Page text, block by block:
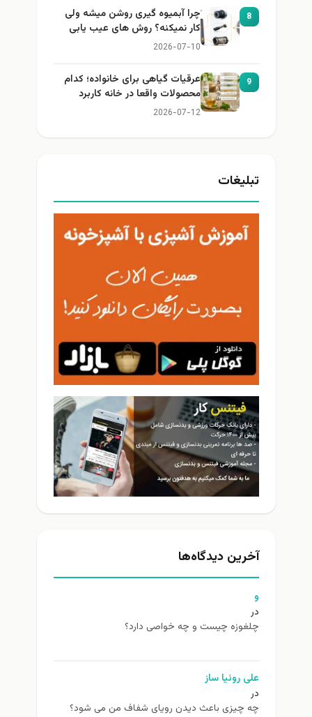
8
چرا آبمیوه گیری روشن میشه ولی
کار نمیکنه؟ روش های عیب یابی
2026-07-10
9
عرقیات گیاهی برای خانواده؛ کدام
محصولات واقعا در خانه کاربرد
دارند؟
2026-07-12
تبلیغات
آخرین دیدگاه‌ها
و
در
چلغوزه چیست و چه خواصی دارد؟
علی روئیا ساز
در
چه چیزی باعث دیدن رویای شفاف من می شود؟